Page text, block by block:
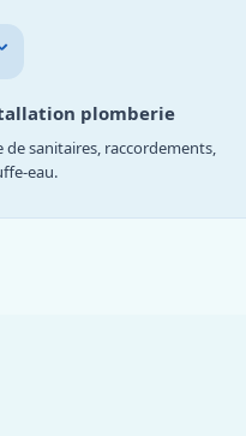
plomberie
de sanitaires, raccordements,
eau.